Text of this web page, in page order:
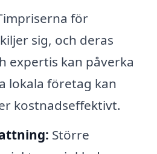
för
sig, och deras
expertis kan påverka
lokala företag kan
kostnadseffektivt.
Större